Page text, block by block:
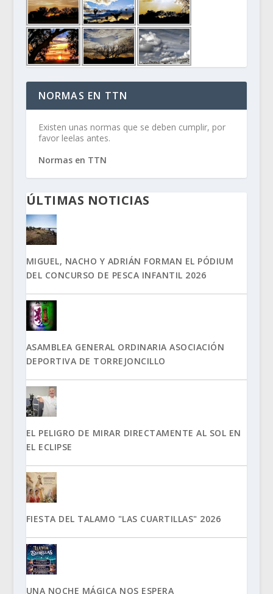
NORMAS EN TTN
Existen unas normas que se deben cumplir, por
favor leelas antes.
Normas en TTN
ÚLTIMAS NOTICIAS
MIGUEL, NACHO Y ADRIÁN FORMAN EL PÓDIUM
DEL CONCURSO DE PESCA INFANTIL 2026
ASAMBLEA GENERAL ORDINARIA ASOCIACIÓN
DEPORTIVA DE TORREJONCILLO
EL PELIGRO DE MIRAR DIRECTAMENTE AL SOL EN
EL ECLIPSE
FIESTA DEL TALAMO "LAS CUARTILLAS" 2026
UNA NOCHE MÁGICA NOS ESPERA